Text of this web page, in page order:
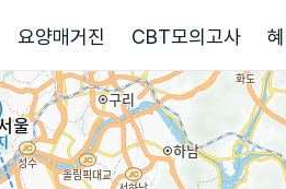
요양매거진 CBT모의고사